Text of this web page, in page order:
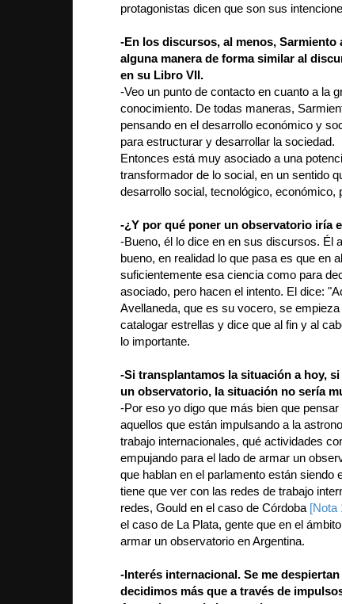
protagonistas dicen que son sus
-En los discursos, al menos,
alguna manera de forma similar al
en su Libro VII.
-Veo un punto de contacto en cuanto a la
conocimiento. De todas maneras,
pensando en el desarrollo económico y
para estructurar y desarrollar la sociedad.
Entonces está muy asociado a una
transformador de lo social, en un sentido
desarrollo social, tecnológico, económico,
-¿Y por qué poner un observatorio iría
-Bueno, él lo dice en en sus discursos.
bueno, en realidad lo que pasa es que en
suficientemente esa ciencia como para
asociado, pero hacen el intento. El dice:
Avellaneda, que es su vocero, se
catalogar estrellas y dice que al fin y al
lo importante.
-Si transplantamos la situación a hoy,
un observatorio, la situación no sería
-Por eso yo digo que más bien que
aquellos que están impulsando a la
trabajo internacionales, qué actividades
empujando para el lado de armar un
que hablan en el parlamento están
tiene que ver con las redes de trabajo
redes, Gould en el caso de Córdoba [Nota
el caso de La Plata, gente que en el
armar un observatorio en Argentina.
-Interés internacional. Se me
decidimos más que a través de